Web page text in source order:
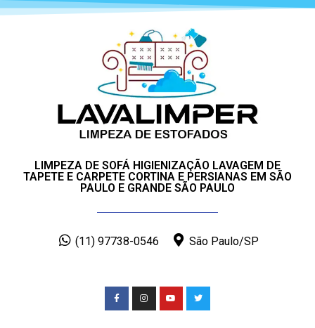
LIMPEZA DE SOFÁ HIGIENIZAÇÃO LAVAGEM DE
TAPETE E CARPETE CORTINA E PERSIANAS EM SÃO
PAULO E GRANDE SÃO PAULO
(11) 97738-0546 São Paulo/SP